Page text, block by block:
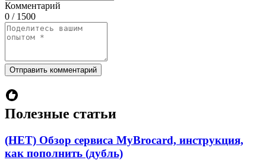
Комментарий
0 / 1500
Отправить комментарий
Полезные статьи
(НЕТ) Обзор сервиса MyBrocard, инструкция,
как пополнить (дубль)